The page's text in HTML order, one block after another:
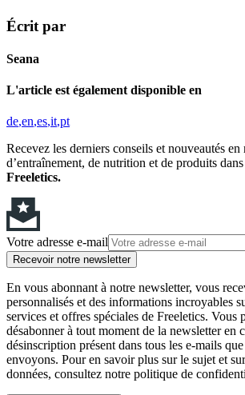
Écrit par
Seana
L'article est également disponible en
de en es it pt
Recevez les derniers conseils et nouveautés en
d’entraînement, de nutrition et de produits
Freeletics.
Votre adresse e-mail
Recevoir notre newsletter
En vous abonnant à notre newsletter, vous
personnalisés et des informations incroyables
services et offres spéciales de Freeletics. Vous
désabonner à tout moment de la newsletter en
désinscription présent dans tous les e-mails
envoyons. Pour en savoir plus sur le sujet et
données, consultez notre politique de